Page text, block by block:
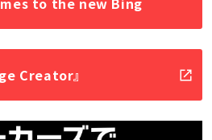
Creator』